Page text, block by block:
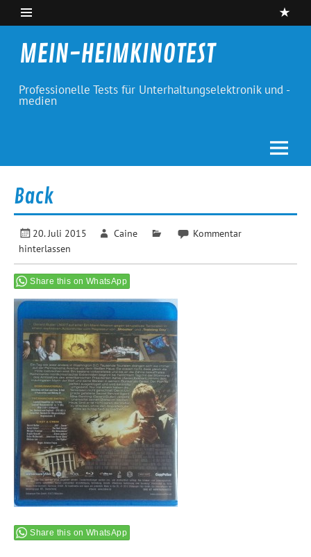
Skip
content
MEIN-HEIMKINOTEST
Professionelle Tests für Unterhaltungselektronik und -
medien
Back
20. Juli 2015 Caine
Kommentar
hinterlassen
Share this on WhatsApp
Share this on WhatsApp